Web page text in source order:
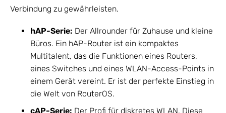
Verbindung zu gewährleisten.
hAP-Serie: Der Allrounder für Zuhause und kleine
Büros. Ein hAP-Router ist ein kompaktes
Multitalent, das die Funktionen eines Routers,
eines Switches und eines WLAN-Access-Points in
einem Gerät vereint. Er ist der perfekte Einstieg in
die Welt von RouterOS.
cAP-Serie: Der Profi für diskretes WLAN. Diese